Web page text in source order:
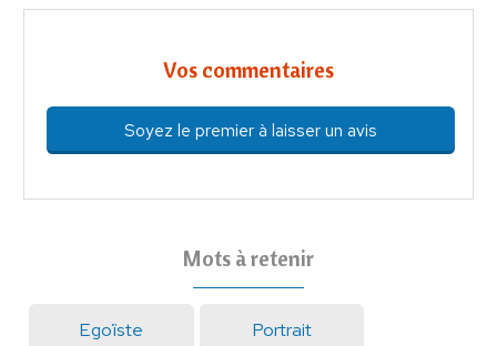
Vos commentaires
Soyez le premier à laisser un avis
Mots à retenir
Egoïste Portrait